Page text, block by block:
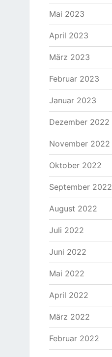
Mai 2023
April 2023
März 2023
Februar 2023
Januar 2023
Dezember 2022
November 2022
Oktober 2022
September 2022
August 2022
Juli 2022
Juni 2022
Mai 2022
April 2022
März 2022
Februar 2022